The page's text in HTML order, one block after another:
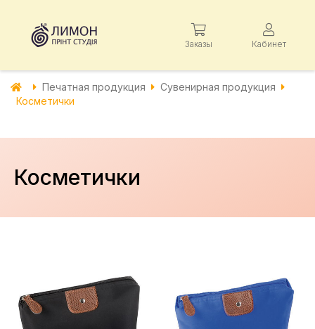
Заказы Кабинет
Печатная продукция
Сувенирная продукция
Косметички
Косметички